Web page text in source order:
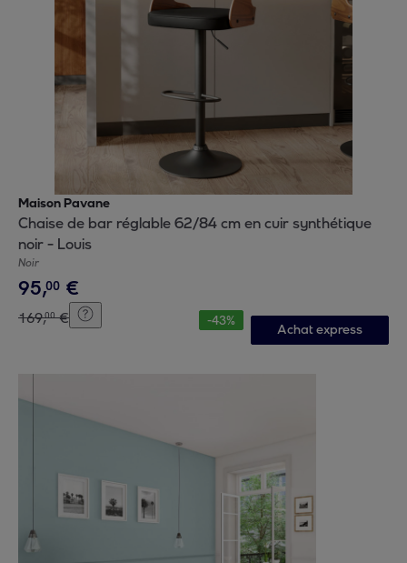
Maison Pavane
Chaise de bar réglable 62/84 cm en cuir synthétique
noir - Louis
Noir
95,00 €
169,00 € -43%
Achat express